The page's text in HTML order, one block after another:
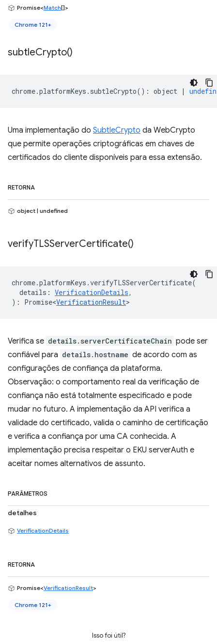
Promise<Match[]>
Chrome 121+
subtleCrypto()
chrome.platformKeys . subtleCrypto() : object |
Uma implementação do SubtleCrypto da WebCrypto
que permite operações criptográficas em chaves de
certificados do cliente disponíveis para essa extensão.
RETORNA
object | undefined
verifyTLSServerCertificate()
chrome.platformKeys .verifyTLSServerCertificate(
details : VerificationDetails,
) : Promise<VerificationResult>
Verifica se details.serverCertificateChain pode ser
confiável para details.hostname de acordo com as
configurações de confiança da plataforma.
Observação: o comportamento real da verificação de
confiança não está totalmente especificado e pode
mudar no futuro. A implementação da API verifica a
validade do certificado, valida o caminho de certificação
e verifica a confiança por uma CA conhecida. A
implementação precisa respeitar o EKU serverAuth e
aceitar nomes alternativos de assunto.
PARÂMETROS
detalhes
VerificationDetails
RETORNA
Promise<VerificationResult>
Chrome 121+
Isso foi útil?